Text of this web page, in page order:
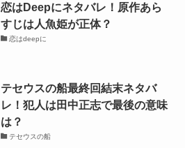
恋はDeepにネタバレ！原作あら
すじは人魚姫が正体？
恋はdeepに
テセウスの船最終回結末ネタバ
レ！犯人は田中正志で最後の意味
は？
テセウスの船